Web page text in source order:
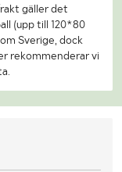
gäller det
(upp till 120*80
Sverige, dock
rekommenderar vi